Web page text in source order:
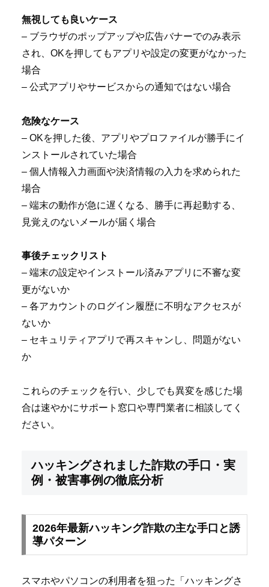
無視しても良いケース
– ブラウザのポップアップや広告バナーでのみ表示
され、OKを押してもアプリや設定の変更がなかった
場合
– 公式アプリやサービスからの通知ではない場合
危険なケース
– OKを押した後、アプリやプロファイルが勝手にイ
ンストールされていた場合
– 個人情報入力画面や決済情報の入力を求められた
場合
– 端末の動作が急に遅くなる、勝手に再起動する、
見覚えのないメールが届く場合
事後チェックリスト
– 端末の設定やインストール済みアプリに不審な変
更がないか
– 各アカウントのログイン履歴に不明なアクセスが
ないか
– セキュリティアプリで再スキャンし、問題がない
か
これらのチェックを行い、少しでも異変を感じた場
合は速やかにサポート窓口や専門業者に相談してく
ださい。
ハッキングされました詐欺の手口・実
例・被害事例の徹底分析
2026年最新ハッキング詐欺の主な手口と誘
導パターン
スマホやパソコンの利用者を狙った「ハッキングさ